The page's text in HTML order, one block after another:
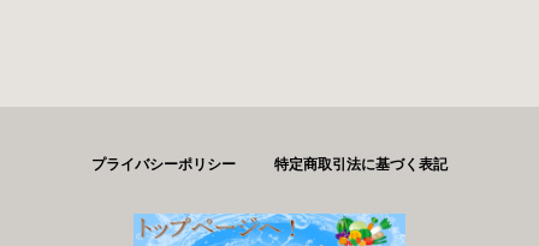
プライバシーポリシー 特定商取引法に基づく表記